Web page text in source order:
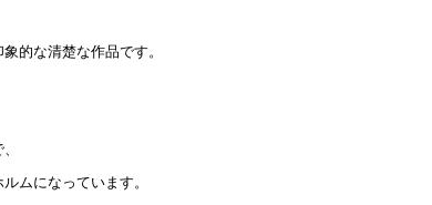
的な清楚な作品です。
ムになっています。